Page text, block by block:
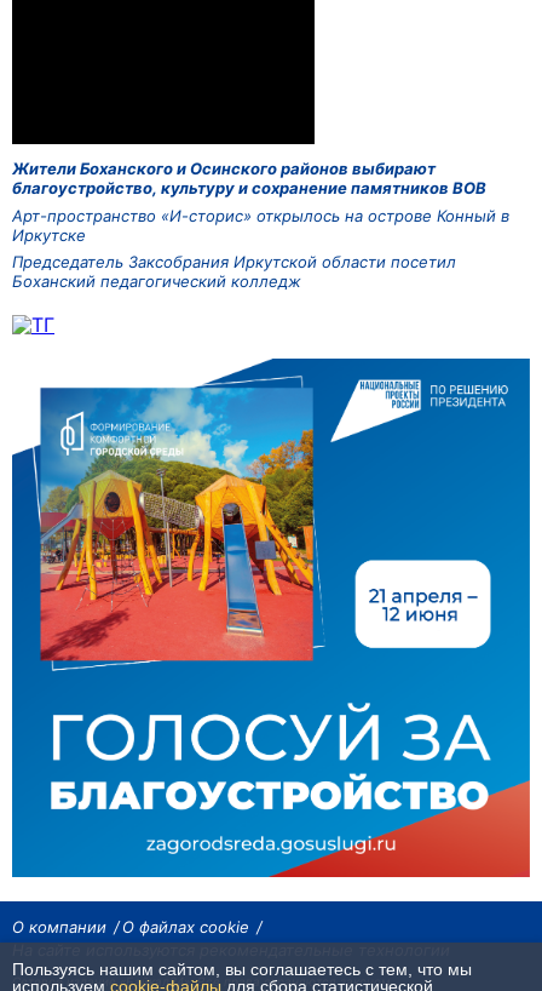
Жители Боханского и Осинского районов выбирают
благоустройство, культуру и сохранение памятников ВОВ
Арт-пространство «И-сторис» открылось на острове Конный в
Иркутске
Председатель Заксобрания Иркутской области посетил
Боханский педагогический колледж
О компании
О файлах cookie
Сетевое издание «Байкал24». Все права охраняются законом.
Пользуясь нашим сайтом, вы соглашаетесь с тем, что мы
используем cookie-файлы для сбора статистической